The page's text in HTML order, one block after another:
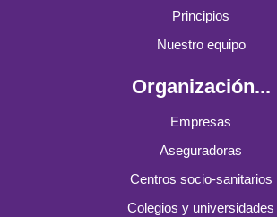
Principios
Nuestro equipo
Organización...
Empresas
Aseguradoras
Centros socio-sanitarios
Colegios y universidades